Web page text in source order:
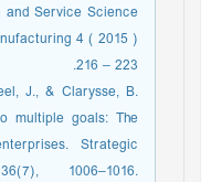
and Service Science
4 ( 2015 )
216 – 223.
J., & Clarysse, B.
multiple goals: The
Strategic
1006–1016.